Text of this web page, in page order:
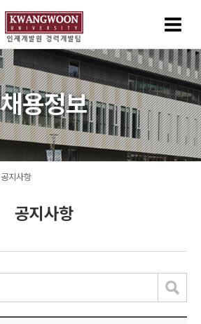
채용정보
공지사항
공지사항